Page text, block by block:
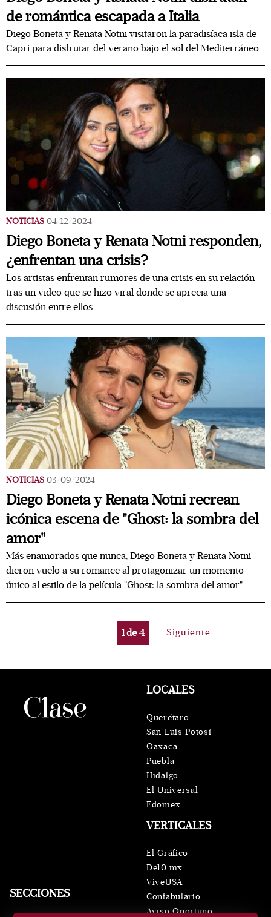
de romántica escapada a Italia
Diego Boneta y Renata Notni visitaron la paradisíaca isla de
Capri para disfrutar del verano bajo el sol del Mediterráneo.
NOTICIAS 04/12/2024
Diego Boneta y Renata Notni responden,
¿enfrentan una crisis?
Los artistas enfrentan rumores de una crisis en su relación
tras un video que se hizo viral donde se aprecia una
discusión entre ellos.
NOTICIAS 03/09/2024
Diego Boneta y Renata Notni recrean
icónica escena de "Ghost: la sombra del
amor"
Más enamorados que nunca, Diego Boneta y Renata Notni
dieron vuelo a su romance al protagonizar un momento
único al estilo de la película "Ghost: la sombra del amor"
1de4 Siguiente
SECCIONES
VERTICALES
El Gráfico
De10.mx
ViveUSA
Confabulario
Aviso Oportuno
LOCALES
Querétaro
San Luis Potosí
Oaxaca
Puebla
Hidalgo
El Universal
Edomex